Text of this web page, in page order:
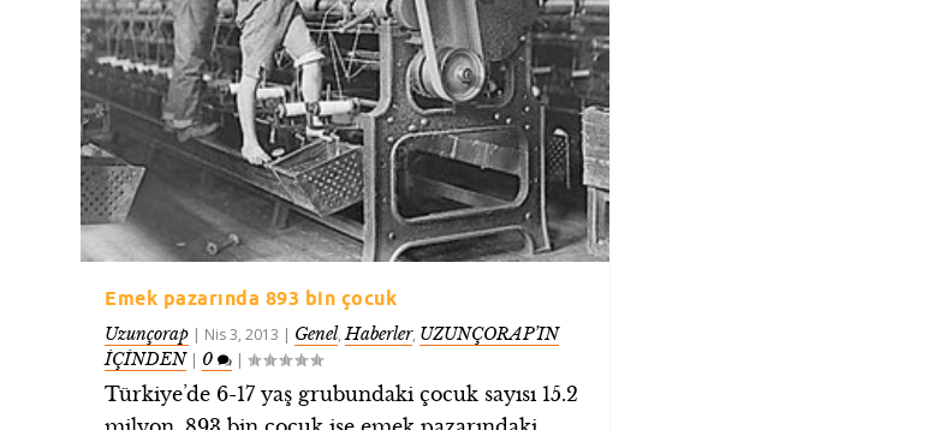
Emek pazarında 893 bin çocuk
Uzunçorap | Nis 3, 2013 | Genel,Haberler, UZUNÇORAP’IN
İÇİNDEN| 0 |
Türkiye’de 6-17 yaş grubundaki çocuk sayısı 15.2